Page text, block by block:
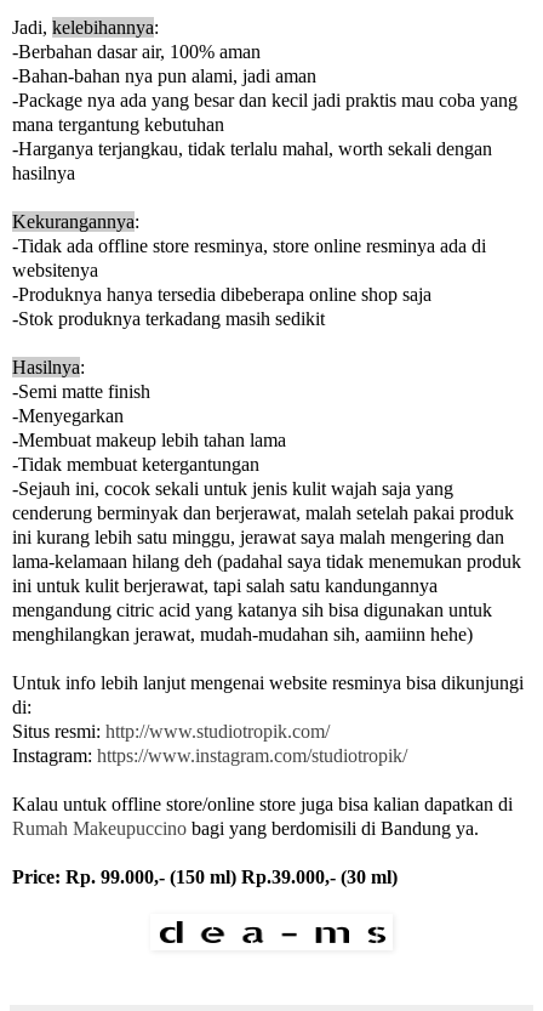
Jadi, kelebihannya:
-Berbahan dasar air, 100% aman
-Bahan-bahan nya pun alami, jadi aman
-Package nya ada yang besar dan kecil jadi praktis mau coba yang
mana tergantung kebutuhan
-Harganya terjangkau, tidak terlalu mahal, worth sekali dengan
hasilnya
Kekurangannya:
-Tidak ada offline store resminya, store online resminya ada di
websitenya
-Produknya hanya tersedia dibeberapa online shop saja
-Stok produknya terkadang masih sedikit
Hasilnya:
-Semi matte finish
-Menyegarkan
-Membuat makeup lebih tahan lama
-Tidak membuat ketergantungan
-Sejauh ini, cocok sekali untuk jenis kulit wajah saja yang
cenderung berminyak dan berjerawat, malah setelah pakai produk
ini kurang lebih satu minggu, jerawat saya malah mengering dan
lama-kelamaan hilang deh (padahal saya tidak menemukan produk
ini untuk kulit berjerawat, tapi salah satu kandungannya
mengandung citric acid yang katanya sih bisa digunakan untuk
menghilangkan jerawat, mudah-mudahan sih, aamiinn hehe)
Untuk info lebih lanjut mengenai website resminya bisa dikunjungi
di:
Situs resmi: http://www.studiotropik.com/
Instagram: https://www.instagram.com/studiotropik/
Kalau untuk offline store/online store juga bisa kalian dapatkan di
Rumah Makeupuccino bagi yang berdomisili di Bandung ya.
Price: Rp. 99.000,- (150 ml) Rp.39.000,- (30 ml)